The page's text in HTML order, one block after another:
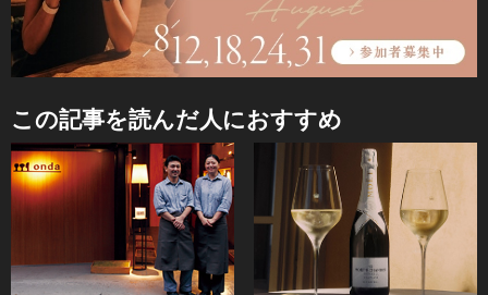
この記事を読んだ人におすすめ